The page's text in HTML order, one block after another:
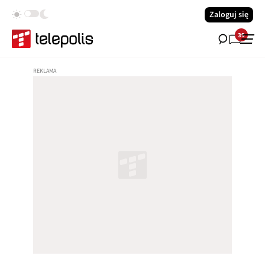
Zaloguj się
39